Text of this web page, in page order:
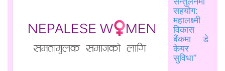
सहयोग:
महालक्ष्मी
विकास
बैंकमा डे
केयर
सुविधा”